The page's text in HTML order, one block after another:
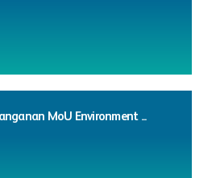
MoU Environment ...